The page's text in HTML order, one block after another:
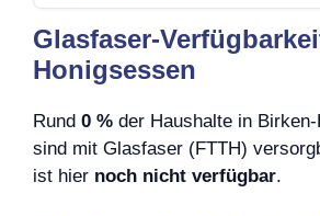
Glasfaser-
Honigsessen
Rund 0 % der Haushalte in
sind mit Glasfaser (FTTH)
ist hier noch nicht verfügbar.